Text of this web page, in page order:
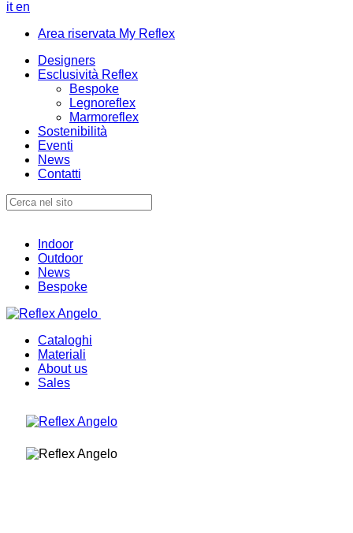
it en
Area riservata My Reflex
Designers
Esclusività Reflex
Bespoke
Legnoreflex
Marmoreflex
Sostenibilità
Eventi
News
Contatti
Indoor
Outdoor
News
Bespoke
Cataloghi
Materiali
About us
Sales